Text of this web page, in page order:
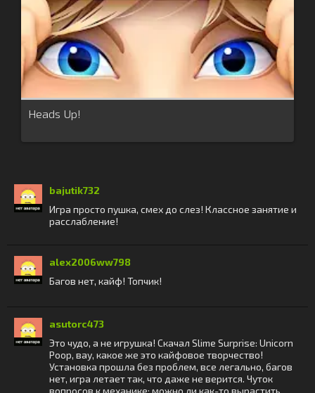
Heads Up!
bajutik732
Игра просто пушка, смех до слез! Классное занятие и
расслабление!
alex2006ww798
Багов нет, кайф! Топчик!
asutorc473
Это чудо, а не игрушка! Скачал Slime Surprise: Unicorn
Poop, вау, какое же это кайфовое творчество!
Установка прошла без проблем, все легально, багов
нет, игра летает так, что даже не верится. Чуток
вопросов к механике: можно ли как-то вырастить